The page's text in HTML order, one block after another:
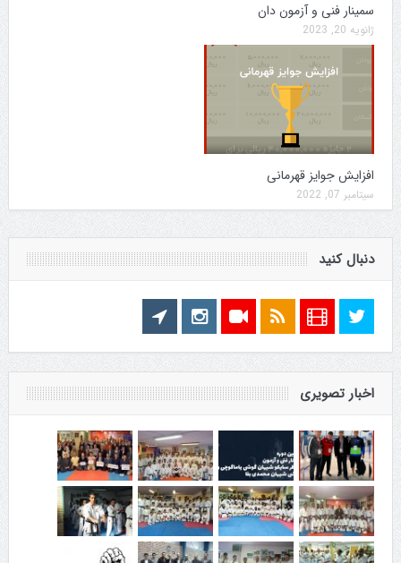
سمینار فنی و آزمون دان
ژانویه 20, 2023
افزایش جوایز قهرمانی
سپتامبر 07, 2022
دنبال کنید
اخبار تصویری